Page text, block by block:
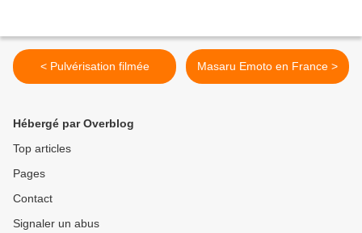
< Pulvérisation filmée Masaru Emoto en France >
Hébergé par Overblog
Top articles
Pages
Contact
Signaler un abus